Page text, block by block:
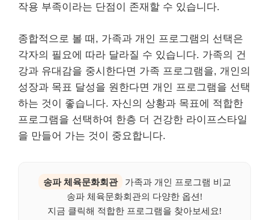
작용 부족이라는 단점이 존재할 수 있습니다.
종합적으로 볼 때, 가족과 개인 프로그램의 선택은
각자의 필요에 따라 달라질 수 있습니다. 가족의 건
강과 유대감을 중시한다면 가족 프로그램을, 개인의
성장과 목표 달성을 원한다면 개인 프로그램을 선택
하는 것이 좋습니다. 자신의 상황과 목표에 적합한
프로그램을 선택하여 한층 더 건강한 라이프스타일
을 만들어 가는 것이 중요합니다.
송파 체육문화회관
가족과 개인 프로그램 비교
송파 체육문화회관의 다양한 옵션!
지금 클릭해 적합한 프로그램을 찾아보세요!